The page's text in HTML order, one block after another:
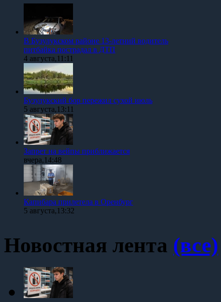
В Бузулукском районе 13-летний водитель
питбайка пострадал в ДТП
4 августа,11:11
Бузулукский бор пережил сухой июль
5 августа,13:11
Запрет на вейпы приближается
вчера,14:48
Капибара прилетела в Оренбург
5 августа,13:32
Новостная лента (все)